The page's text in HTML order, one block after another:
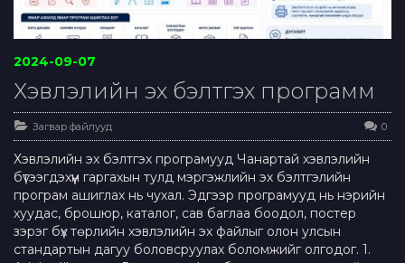
2024-09-07
Хэвлэлийн эх бэлтгэх программ
Загвар файлууд 0
Хэвлэлийн эх бэлтгэх програмууд Чанартай хэвлэлийн
бүтээгдэхүүн гаргахын тулд мэргэжлийн эх бэлтгэлийн
програм ашиглах нь чухал. Эдгээр програмууд нь нэрийн
хуудас, брошюр, каталог, сав баглаа боодол, постер
зэрэг бүх төрлийн хэвлэлийн эх файлыг олон улсын
стандартын дагуу боловсруулах боломжийг олгодог. 1.